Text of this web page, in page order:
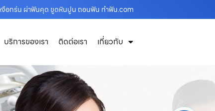
งือกร่น ผ่าฟันคุด ขูดหินปูน ถอนฟัน ทำฟัน.com
บริการของเรา ติดต่อเรา เกี่ยวกับ